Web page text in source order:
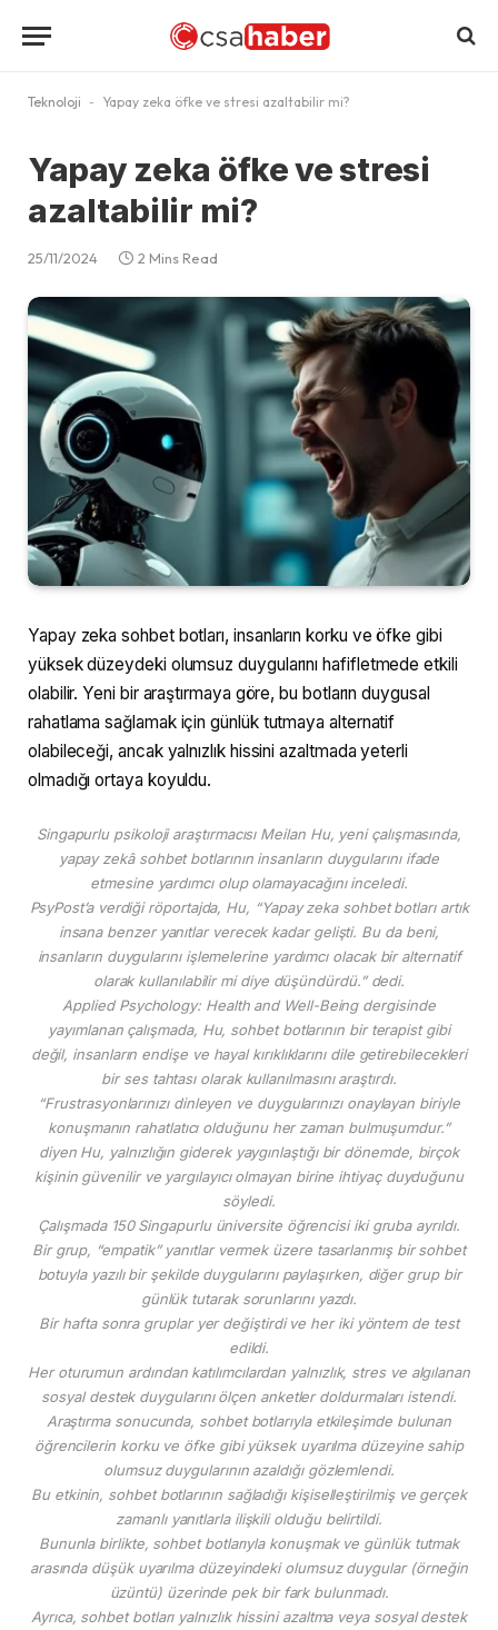
Teknoloji - Yapay zeka öfke ve stresi azaltabilir mi?
Yapay zeka öfke ve stresi
azaltabilir mi?
25/11/2024 2 Mins Read
Yapay zeka sohbet botları, insanların korku ve öfke gibi
yüksek düzeydeki olumsuz duygularını hafifletmede etkili
olabilir. Yeni bir araştırmaya göre, bu botların duygusal
rahatlama sağlamak için günlük tutmaya alternatif
olabileceği, ancak yalnızlık hissini azaltmada yeterli
olmadığı ortaya koyuldu.
Singapurlu psikoloji araştırmacısı Meilan Hu, yeni çalışmasında,
yapay zekâ sohbet botlarının insanların duygularını ifade
etmesine yardımcı olup olamayacağını inceledi.
PsyPost’a verdiği röportajda, Hu, “Yapay zeka sohbet botları artık
insana benzer yanıtlar verecek kadar gelişti. Bu da beni,
insanların duygularını işlemelerine yardımcı olacak bir alternatif
olarak kullanılabilir mi diye düşündürdü.” dedi.
Applied Psychology: Health and Well-Being dergisinde
yayımlanan çalışmada, Hu, sohbet botlarının bir terapist gibi
değil, insanların endişe ve hayal kırıklıklarını dile getirebilecekleri
bir ses tahtası olarak kullanılmasını araştırdı.
“Frustrasyonlarınızı dinleyen ve duygularınızı onaylayan biriyle
konuşmanın rahatlatıcı olduğunu her zaman bulmuşumdur.”
diyen Hu, yalnızlığın giderek yaygınlaştığı bir dönemde, birçok
kişinin güvenilir ve yargılayıcı olmayan birine ihtiyaç duyduğunu
söyledi.
Çalışmada 150 Singapurlu üniversite öğrencisi iki gruba ayrıldı.
Bir grup, “empatik” yanıtlar vermek üzere tasarlanmış bir sohbet
botuyla yazılı bir şekilde duygularını paylaşırken, diğer grup bir
günlük tutarak sorunlarını yazdı.
Bir hafta sonra gruplar yer değiştirdi ve her iki yöntem de test
edildi.
Her oturumun ardından katılımcılardan yalnızlık, stres ve algılanan
sosyal destek duygularını ölçen anketler doldurmaları istendi.
Araştırma sonucunda, sohbet botlarıyla etkileşimde bulunan
öğrencilerin korku ve öfke gibi yüksek uyarılma düzeyine sahip
olumsuz duygularının azaldığı gözlemlendi.
Bu etkinin, sohbet botlarının sağladığı kişiselleştirilmiş ve gerçek
zamanlı yanıtlarla ilişkili olduğu belirtildi.
Bununla birlikte, sohbet botlarıyla konuşmak ve günlük tutmak
arasında düşük uyarılma düzeyindeki olumsuz duygular (örneğin
üzüntü) üzerinde pek bir fark bulunmadı.
Ayrıca, sohbet botları yalnızlık hissini azaltma veya sosyal destek